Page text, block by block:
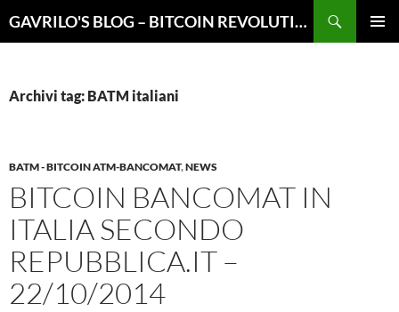
GAVRILO'S BLOG – BITCOIN REVOLUTION
Archivi tag: BATM italiani
BATM - BITCOIN ATM-BANCOMAT,NEWS
BITCOIN BANCOMAT IN
ITALIA SECONDO
REPUBBLICA.IT –
22/10/2014